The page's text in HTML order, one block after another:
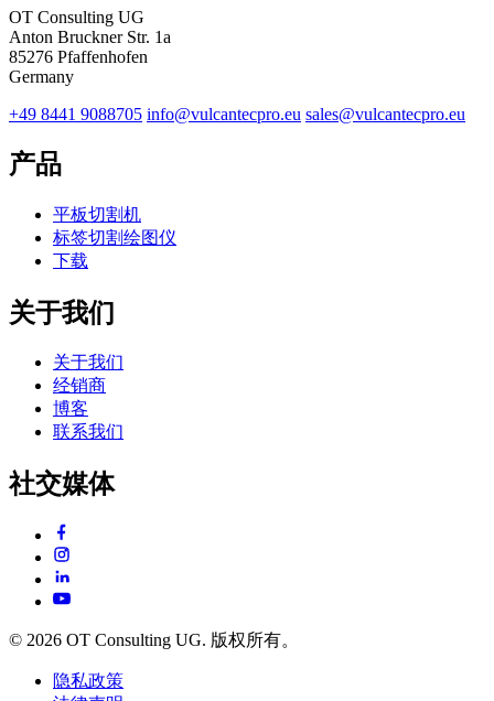
OT Consulting UG
Anton Bruckner Str. 1a
85276 Pfaffenhofen
Germany
+49 8441 9088705 info@vulcantecpro.eu sales@vulcantecpro.eu
产品
平板切割机
标签切割绘图仪
下载
关于我们
关于我们
经销商
博客
联系我们
社交媒体
© 2026 OT Consulting UG. 版权所有。
隐私政策